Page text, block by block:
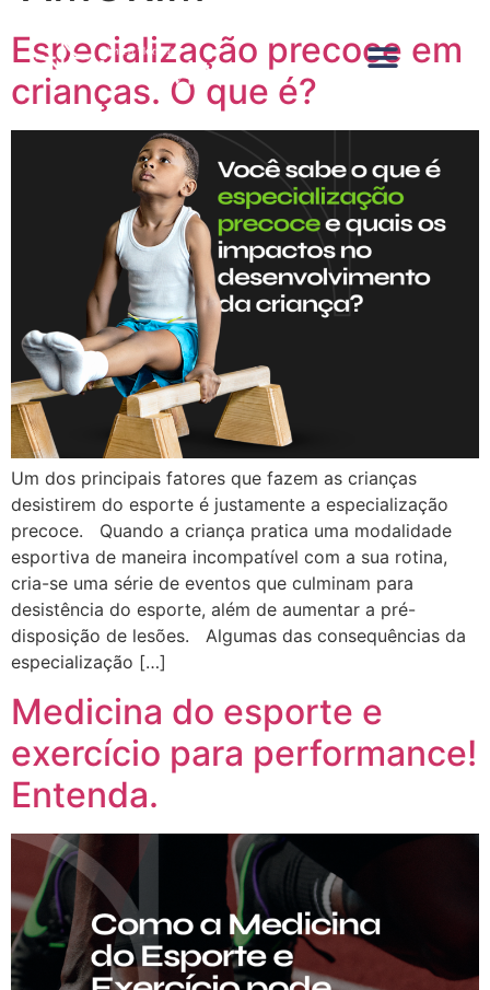
Especialização precoce em
crianças. O que é?
Um dos principais fatores que fazem as crianças
desistirem do esporte é justamente a especialização
precoce. Quando a criança pratica uma modalidade
esportiva de maneira incompatível com a sua rotina,
cria-se uma série de eventos que culminam para
desistência do esporte, além de aumentar a pré-
disposição de lesões. Algumas das consequências da
especialização […]
Medicina do esporte e
exercício para performance!
Entenda.